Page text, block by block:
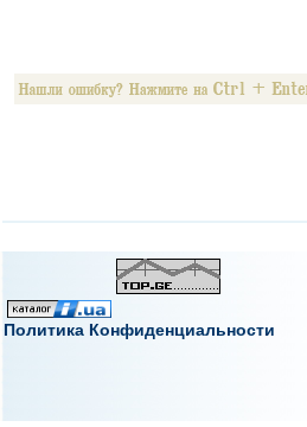
Политика Конфиденциальности